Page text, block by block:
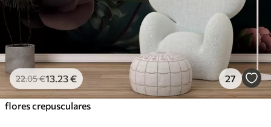
22.05€13 .23€ 27
flores crepusculares